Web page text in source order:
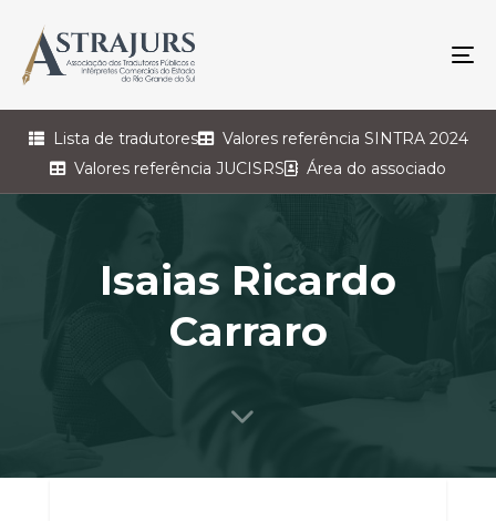
Lista de tradutores
Valores referência SINTRA 2024
Valores referência JUCISRS
Área do associado
Isaias Ricardo
Carraro